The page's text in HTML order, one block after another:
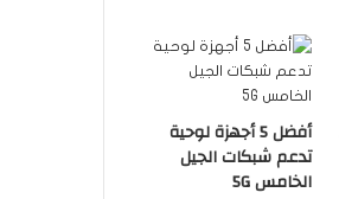
أفضل 5 أجهزة لوحية
تدعم شبكات الجيل
الخامس 5G